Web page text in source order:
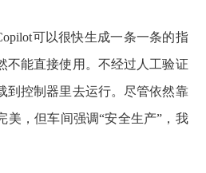
可以很快生成一条一条的指
不能直接使用。不经过人工验证
到控制器里去运行。尽管依然靠
美，但车间强调“安全生产”，我